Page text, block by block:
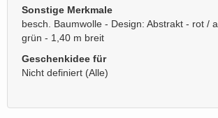
Sonstige Merkmale
besch. Baumwolle - Design: Abstrakt - rot /
grün - 1,40 m breit
Geschenkidee für
Nicht definiert (Alle)